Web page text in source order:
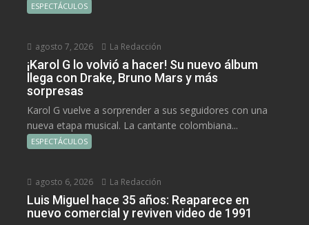
ESPECTÁCULOS
agosto 7, 2026 La Redacción
¡Karol G lo volvió a hacer! Su nuevo álbum
llega con Drake, Bruno Mars y más
sorpresas
Karol G vuelve a sorprender a sus seguidores con una
nueva etapa musical. La cantante colombiana...
ESPECTÁCULOS
agosto 6, 2026 La Redacción
Luis Miguel hace 35 años: Reaparece en
nuevo comercial y reviven video de 1991